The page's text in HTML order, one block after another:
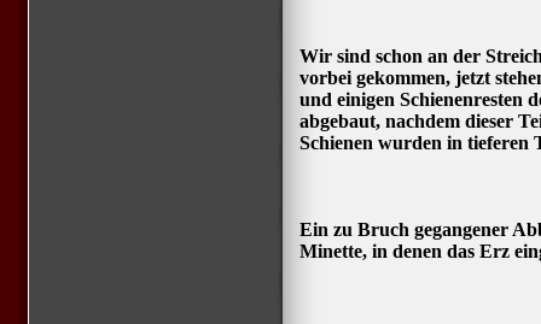
Wir sind schon an der
vorbei gekommen, jetzt
und einigen Schienenresten
abgebaut, nachdem dieser
Schienen wurden in tieferen
Ein zu Bruch gegangener
Minette, in denen das Erz